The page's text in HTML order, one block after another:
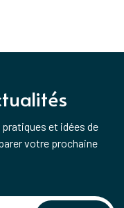
et idées de
votre prochaine